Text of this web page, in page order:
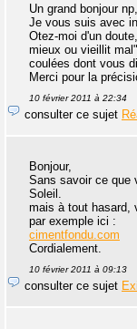
Un grand bonjour np,
Je vous suis avec
Otez-moi d'un
mieux ou vieillit
coulées dont vous
Merci pour la
10 février 2011 à 22:34
consulter ce sujet
Bonjour,
Sans savoir ce que
Soleil.
mais à tout hasard,
par exemple ici :
cimentfondu.com
Cordialement.
10 février 2011 à 09:13
consulter ce sujet